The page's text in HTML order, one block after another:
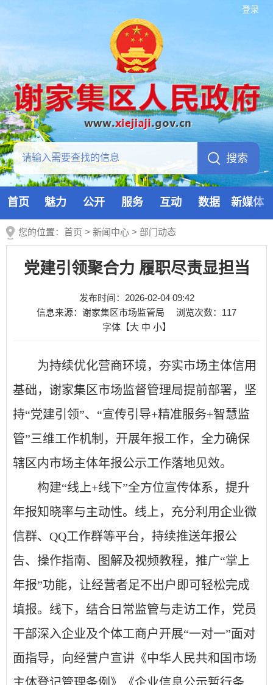
登录
首页 魅力 公开 服务 互动 数据 新媒体
您的位置： 首页 > 新闻中心 > 部门动态
党建引领聚合力 履职尽责显担当
发布时间：2026-02-04 09:42
信息来源：谢家集区市场监管局
浏览次数： 117
字体【大 中 小】
为持续优化营商环境，夯实市场主体信用
基础，谢家集区市场监督管理局提前部署，坚
持“党建引领”、“宣传引导+精准服务+智慧监
管”三维工作机制，开展年报工作，全力确保
辖区内市场主体年报公示工作落地见效。
构建“线上+线下”全方位宣传体系，提升
年报知晓率与主动性。线上，充分利用企业微
信群、QQ工作群等平台，持续推送年报公
告、操作指南、图解及视频教程，推广“掌上
年报”功能，让经营者足不出户即可轻松完成
填报。线下，结合日常监管与走访工作，党员
干部深入企业及个体工商户开展“一对一”面对
面指导，向经营户宣讲《中华人民共和国市场